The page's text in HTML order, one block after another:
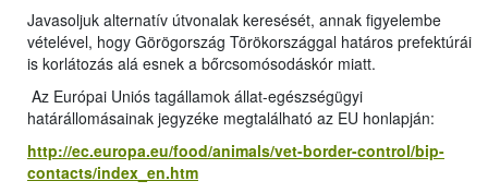
Javasoljuk alternatív útvonalak keresését, annak figyelembe
vételével, hogy Görögország Törökországgal határos prefektúrái
is korlátozás alá esnek a bőrcsomósodáskór miatt.
Az Európai Uniós tagállamok állat-egészségügyi
határállomásainak jegyzéke megtalálható az EU honlapján:
http://ec.europa.eu/food/animals/vet-border-control/bip-
contacts/index_en.htm